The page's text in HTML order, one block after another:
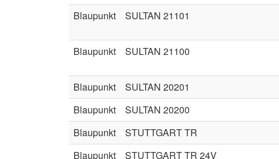
Blaupunkt SULTAN 21101
Blaupunkt SULTAN 21100
Blaupunkt SULTAN 20201
Blaupunkt
SULTAN 20200
Blaupunkt
STUTTGART TR
Blaupunkt
STUTTGART TR 24V